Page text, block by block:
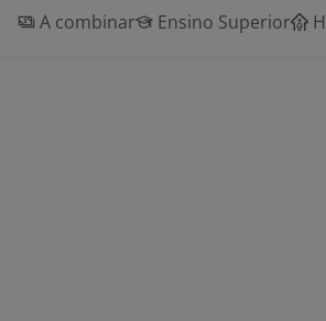
A combinar
Ensino Superior